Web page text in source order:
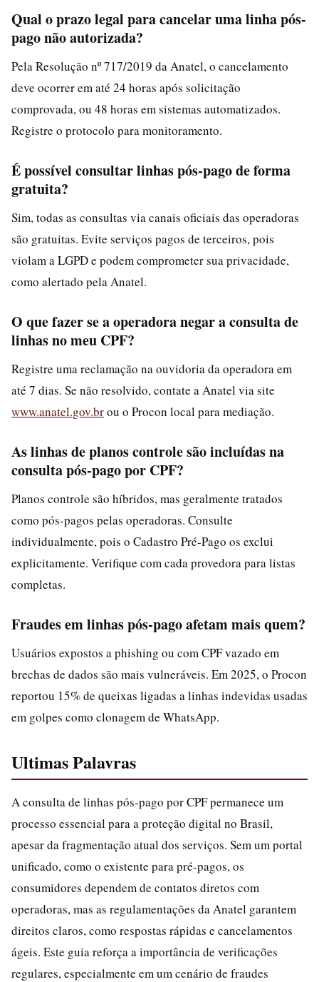
Qual o prazo legal para cancelar uma linha pós-
pago não autorizada?
Pela Resolução nº 717/2019 da Anatel, o cancelamento
deve ocorrer em até 24 horas após solicitação
comprovada, ou 48 horas em sistemas automatizados.
Registre o protocolo para monitoramento.
É possível consultar linhas pós-pago de forma
gratuita?
Sim, todas as consultas via canais oficiais das operadoras
são gratuitas. Evite serviços pagos de terceiros, pois
violam a LGPD e podem comprometer sua privacidade,
como alertado pela Anatel.
O que fazer se a operadora negar a consulta de
linhas no meu CPF?
Registre uma reclamação na ouvidoria da operadora em
até 7 dias. Se não resolvido, contate a Anatel via site
www.anatel.gov.brou o Procon local para mediação.
As linhas de planos controle são incluídas na
consulta pós-pago por CPF?
Planos controle são híbridos, mas geralmente tratados
como pós-pagos pelas operadoras. Consulte
individualmente, pois o Cadastro Pré-Pago os exclui
explicitamente. Verifique com cada provedora para listas
completas.
Fraudes em linhas pós-pago afetam mais quem?
Usuários expostos a phishing ou com CPF vazado em
brechas de dados são mais vulneráveis. Em 2025, o Procon
reportou 15% de queixas ligadas a linhas indevidas usadas
em golpes como clonagem de WhatsApp.
Ultimas Palavras
A consulta de linhas pós-pago por CPF permanece um
processo essencial para a proteção digital no Brasil,
apesar da fragmentação atual dos serviços. Sem um portal
unificado, como o existente para pré-pagos, os
consumidores dependem de contatos diretos com
operadoras, mas as regulamentações da Anatel garantem
direitos claros, como respostas rápidas e cancelamentos
ágeis. Este guia reforça a importância de verificações
regulares, especialmente em um cenário de fraudes